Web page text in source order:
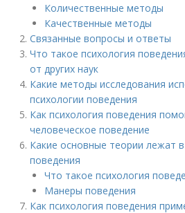
Количественные методы
Качественные методы
Связанные вопросы и ответы
Что такое психология
от других наук
Какие методы исследования
психологии поведения
Как психология поведения
человеческое поведение
Какие основные теории лежат
поведения
Что такое психология
Манеры поведения
Как психология поведения